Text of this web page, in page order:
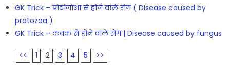
GK Trick – प्रोटोजोआ से होने वाले रोग ( Disease caused by
protozoa )
GK Trick – कवक से होने वाले रोग | Disease caused by fungus
<< 1 2 3 4 5 >>